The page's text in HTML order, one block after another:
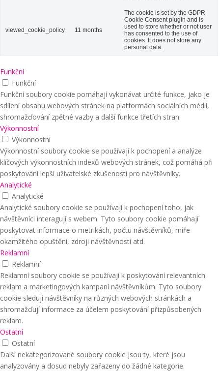
viewed_cookie_policy 11 months
The cookie is set by the GDPR
Cookie Consent plugin and is
used to store whether or not user
has consented to the use of
cookies. It does not store any
personal data.
Funkční
Funkční
Funkční soubory cookie pomáhají vykonávat určité funkce, jako je
sdílení obsahu webových stránek na platformách sociálních médií,
shromažďování zpětné vazby a další funkce třetích stran.
Výkonnostní
Výkonnostní
Výkonnostní soubory cookie se používají k pochopení a analýze
klíčových výkonnostních indexů webových stránek, což pomáhá při
poskytování lepší uživatelské zkušenosti pro návštěvníky.
Analytické
Analytické
Analytické soubory cookie se používají k pochopení toho, jak
návštěvníci interagují s webem. Tyto soubory cookie pomáhají
poskytovat informace o metrikách, počtu návštěvníků, míře
okamžitého opuštění, zdroji návštěvnosti atd.
Reklamní
Reklamní
Reklamní soubory cookie se používají k poskytování relevantních
reklam a marketingových kampaní návštěvníkům. Tyto soubory
cookie sledují návštěvníky na různých webových stránkách a
shromažďují informace za účelem poskytování přizpůsobených
reklam.
Ostatní
Ostatní
Další nekategorizované soubory cookie jsou ty, které jsou
analyzovány a dosud nebyly zařazeny do žádné kategorie.